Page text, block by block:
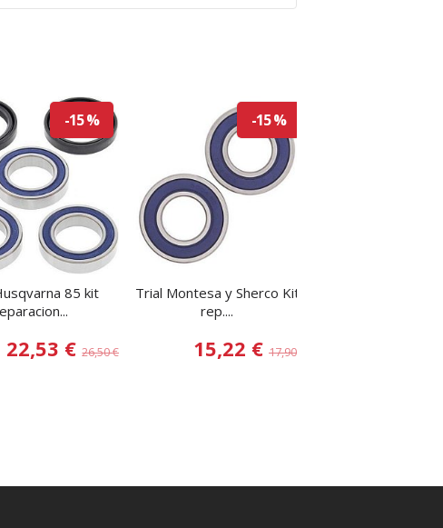
-15 %
85 kit
22,53 €26,50 €
-15 %
Trial Montesa y Sherco Kit
rep....
15,22 € 17,90 €